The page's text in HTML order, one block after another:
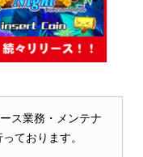
ス業務・メンテナ
ております。